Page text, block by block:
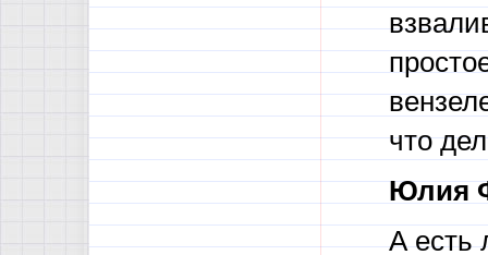
что
Юлия
А есть